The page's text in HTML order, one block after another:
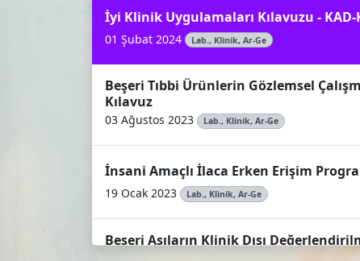
İyi Klinik Uygulamaları Kılavuzu - KAD-
01 Şubat 2024
Lab., Klinik, Ar-Ge
Beşeri Tıbbi Ürünlerin Gözlemsel
Kılavuz
03 Ağustos 2023 Lab., Klinik, Ar-Ge
İnsani Amaçlı İlaca Erken Erişim
19 Ocak 2023
Lab., Klinik, Ar-Ge
Beşeri Aşıların Klinik Dışı